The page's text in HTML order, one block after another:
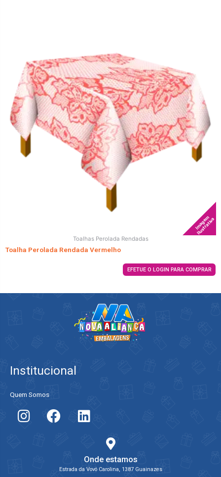
Imagem
Ilustrativa
Toalhas Perolada Rendadas
Toalha Perolada Rendada Vermelho
EFETUE O LOGIN PARA COMPRAR
Institucional
Quem Somos
Onde estamos
Estrada da Vovó Carolina, 1387 Guainazes